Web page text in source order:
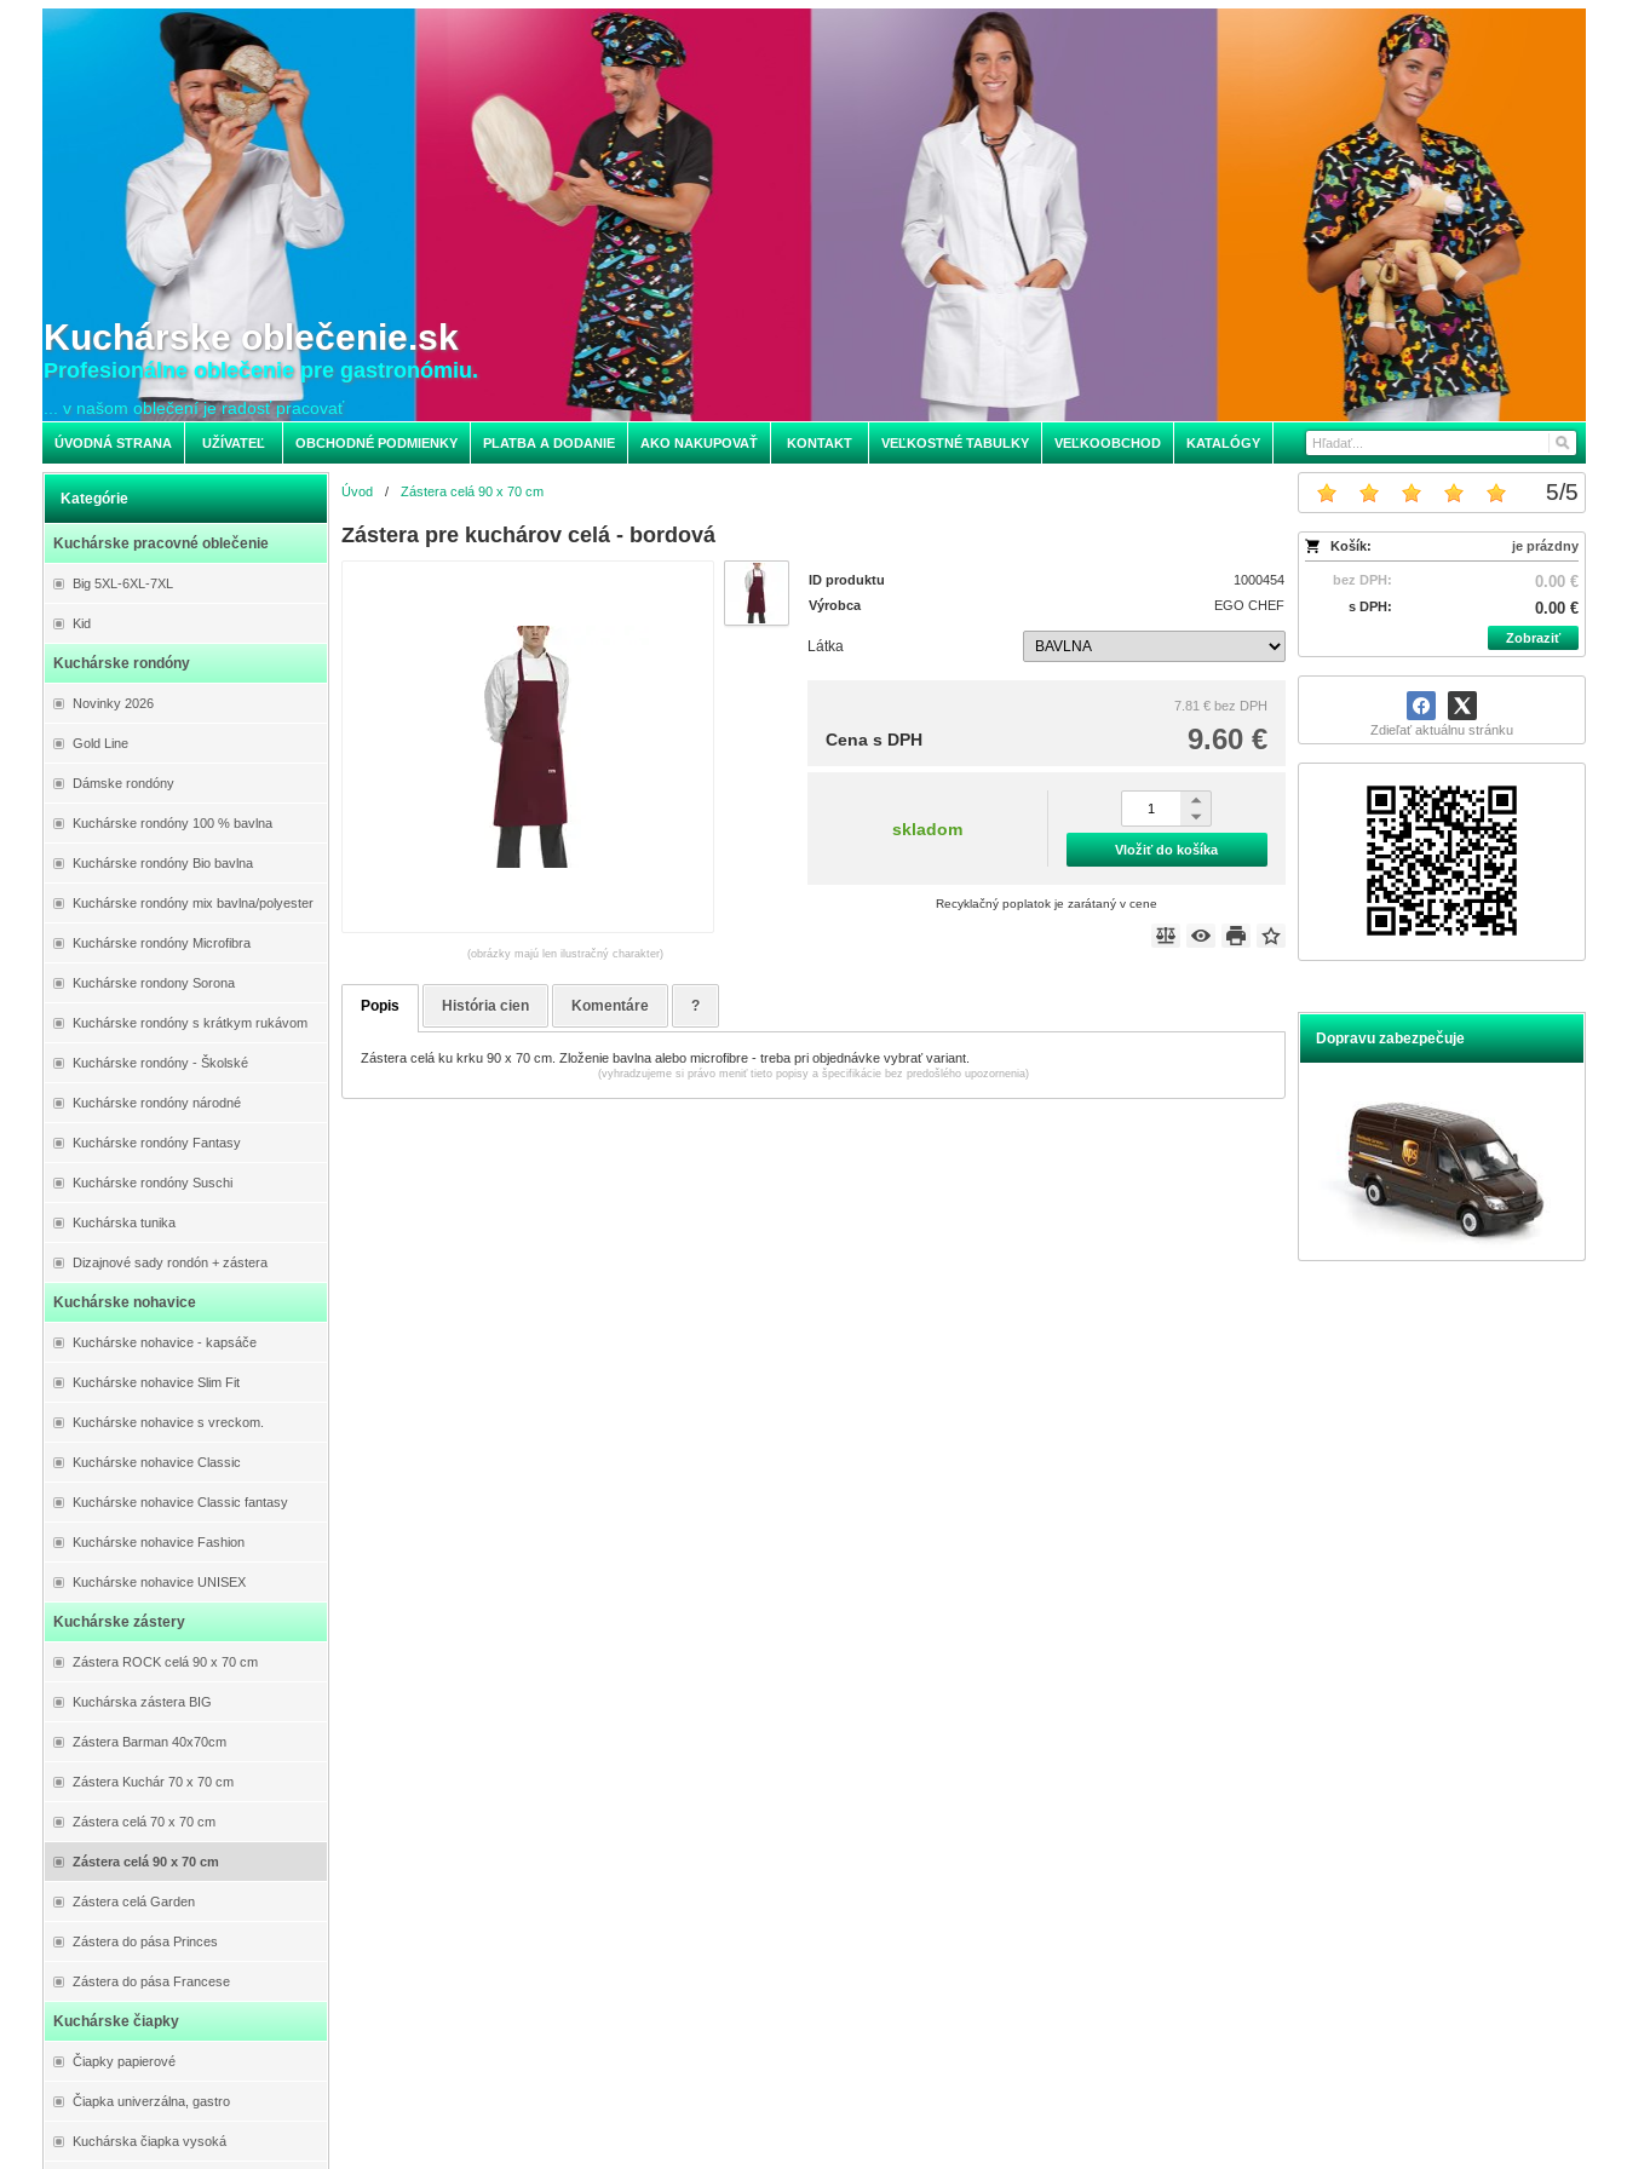
Kuchárske oblečenie.sk
Profesionálne oblečenie pre gastronómiu.
... v našom oblečení je radosť pracovať
ÚVODNÁ STRANA UŽÍVATEĽ OBCHODNÉ PODMIENKY PLATBA A DODANIE AKO NAKUPOVAŤ KONTAKT VEĽKOSTNÉ TABULKY VEĽKOOBCHOD KATALÓGY
Kategórie
Kuchárske pracovné oblečenie
Big 5XL-6XL-7XL
Kid
Kuchárske rondóny
Novinky 2026
Gold Line
Dámske rondóny
Kuchárske rondóny 100 % bavlna
Kuchárske rondóny Bio bavlna
Kuchárske rondóny mix bavlna/polyester
Kuchárske rondóny Microfibra
Kuchárske rondony Sorona
Kuchárske rondóny s krátkym rukávom
Kuchárske rondóny - Školské
Kuchárske rondóny národné
Kuchárske rondóny Fantasy
Kuchárske rondóny Suschi
Kuchárska tunika
Dizajnové sady rondón + zástera
Kuchárske nohavice
Kuchárske nohavice - kapsáče
Kuchárske nohavice Slim Fit
Kuchárske nohavice s vreckom.
Kuchárske nohavice Classic
Kuchárske nohavice Classic fantasy
Kuchárske nohavice Fashion
Kuchárske nohavice UNISEX
Kuchárske zástery
Zástera ROCK celá 90 x 70 cm
Kuchárska zástera BIG
Zástera Barman 40x70cm
Zástera Kuchár 70 x 70 cm
Zástera celá 70 x 70 cm
Zástera celá 90 x 70 cm
Zástera celá Garden
Zástera do pása Princes
Zástera do pása Francese
Kuchárske čiapky
Čiapky papierové
Čiapka univerzálna, gastro
Kuchárska čiapka vysoká
5/5
Košík: je prázdny
bez DPH: 0.00 €
s DPH: 0.00 €
Zobraziť
Zdieľať aktuálnu stránku
Dopravu zabezpečuje
Úvod / Zástera celá 90 x 70 cm
Zástera pre kuchárov celá - bordová
(obrázky majú len ilustračný charakter)
ID produktu
1000454
Výrobca
EGO CHEF
Látka
7.81 € bez DPH
9.60 €
Cena s DPH
skladom
Vložiť do košíka
Recyklačný poplatok je zarátaný v cene
Popis História cien Komentáre ?
Zástera celá ku krku 90 x 70 cm. Zloženie bavlna alebo microfibre - treba pri objednávke vybrať variant.
(vyhradzujeme si právo meniť tieto popisy a špecifikácie bez predošlého upozornenia)